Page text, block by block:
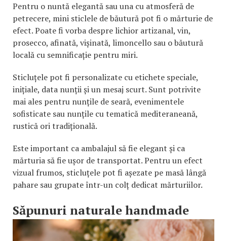
Pentru o nuntă elegantă sau una cu atmosferă de
petrecere, mini sticlele de băutură pot fi o mărturie de
efect. Poate fi vorba despre lichior artizanal, vin,
prosecco, afinată, vișinată, limoncello sau o băutură
locală cu semnificație pentru miri.
Sticluțele pot fi personalizate cu etichete speciale,
inițiale, data nunții și un mesaj scurt. Sunt potrivite
mai ales pentru nunțile de seară, evenimentele
sofisticate sau nunțile cu tematică mediteraneană,
rustică ori tradițională.
Este important ca ambalajul să fie elegant și ca
mărturia să fie ușor de transportat. Pentru un efect
vizual frumos, sticluțele pot fi așezate pe masă lângă
pahare sau grupate într-un colț dedicat mărturiilor.
Săpunuri naturale handmade